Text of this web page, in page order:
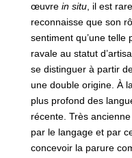
œuvre in situ, il est
reconnaisse que son
sentiment qu’une telle
ravale au statut
se distinguer à partir
une double origine. À
plus profond des
récente. Très
par le langage et par
concevoir la parure